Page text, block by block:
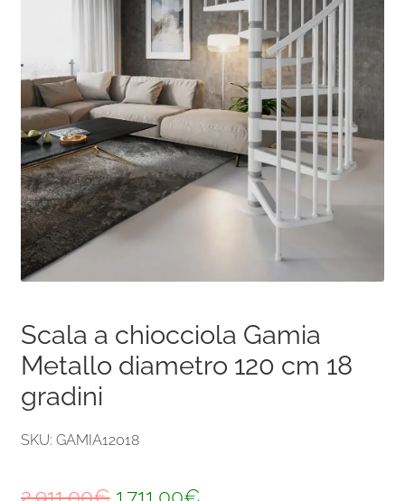
Scala a chiocciola Gamia
Metallo diametro 120 cm 18
gradini
SKU: GAMIA12018
Il
Il